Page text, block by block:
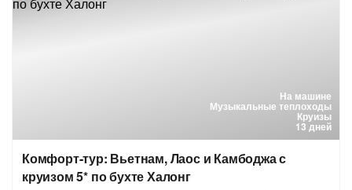
На машине
Музыкальные теплоходы
Круизы
13 дней
Комфорт-тур: Вьетнам, Лаос и Камбоджа с
круизом 5* по бухте Халонг